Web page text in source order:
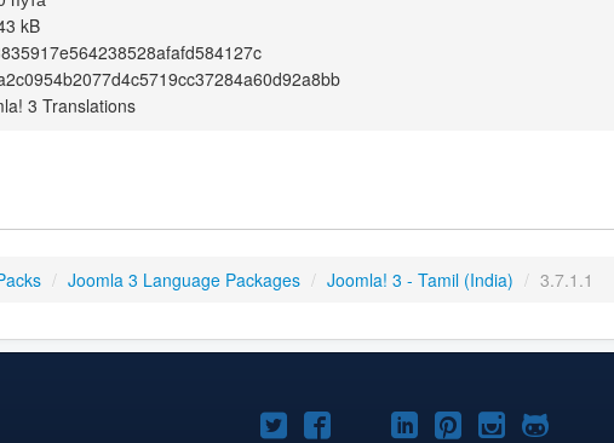
kB
3 Translations
/ Joomla 3 Language Packages / Joomla! 3 - Tamil (India) / 3.7.1.1
Joomla!Joomla!Joomla!
Joomla!Joomla!
Joomla!Joomla!